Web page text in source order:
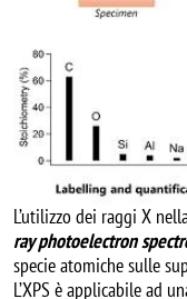
L’utilizzo dei raggi X
ray photoelectron
specie atomiche sulle
L’XPS è applicabile ad